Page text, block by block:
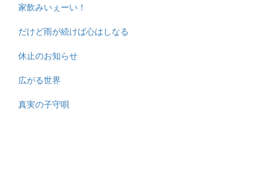
家飲みいぇーい！
だけど雨が続けば心はしなる
休止のお知らせ
広がる世界
真実の子守唄